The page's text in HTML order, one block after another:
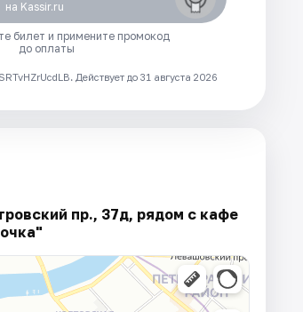
на Kassir.ru
билет и примените промокод
до оплаты
Действует до 31 августа 2026
пр., 37д, рядом с кафе